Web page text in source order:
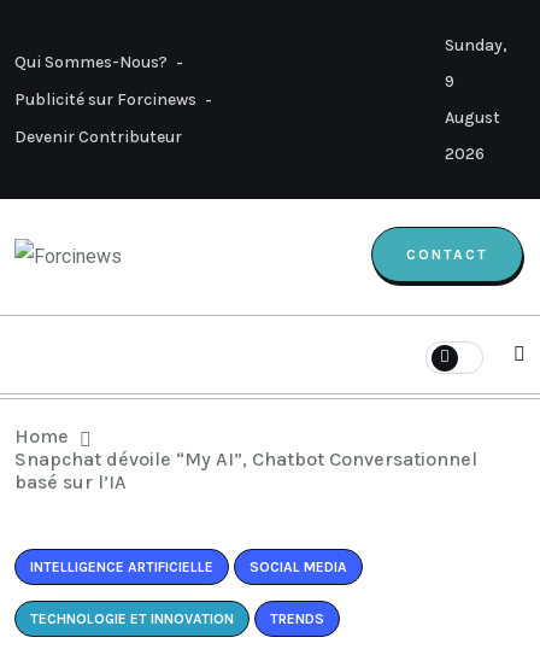
Qui Sommes-Nous?
Publicité sur Forcinews
Devenir Contributeur
Sunday,
9
August
2026
CONTACT
Home
Snapchat dévoile “My AI”, Chatbot Conversationnel
basé sur l’IA
INTELLIGENCE ARTIFICIELLE SOCIAL MEDIA
TECHNOLOGIE ET INNOVATION TRENDS